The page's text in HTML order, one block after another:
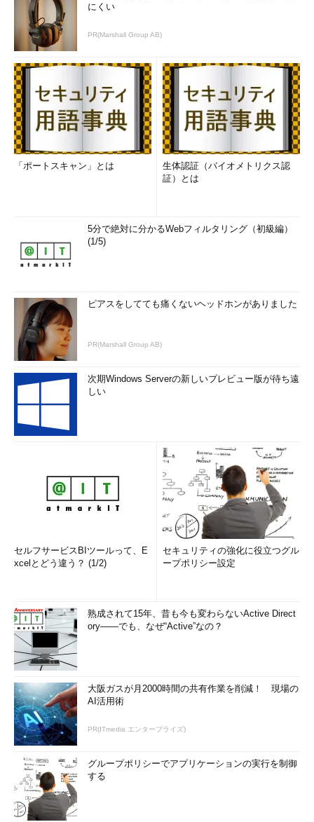
にくい
PR(Marshall Group AB)
「ポートスキャン」とは
生体認証（バイオメトリクス認
証）とは
5分で絶対に分かるWebフィルタリング（初級編）
(1/5)
ピアスをしてても痛くないヘッドホンがありました
PR(Marshall Group AB)
次期Windows Serverの新しいプレビュー版が待ち遠
しい
セルフサービスBIツールって、E
xcelとどう違う？ (1/2)
セキュリティの強化に役立つグル
ープポリシー設定
熟成されて15年、昔も今も変わらないActive Direct
ory――でも、なぜ“Active”なの？
大阪ガスが月2000時間の共有作業を削減！ 現場の
AI活用術
PR(ITmedia エンタープライズ)
グループポリシーでアプリケーションの実行を制御
する